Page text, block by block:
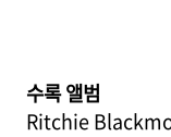
수록 앨범
Ritchie